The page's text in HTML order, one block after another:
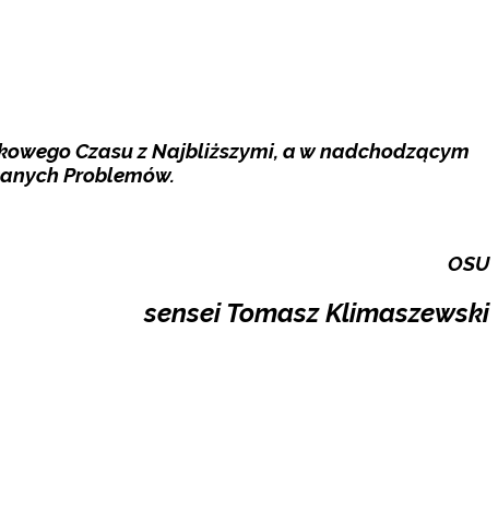
Czasu z Najbliższymi, a w nadchodzącym
Problemów.
OSU
sensei Tomasz Klimaszewski